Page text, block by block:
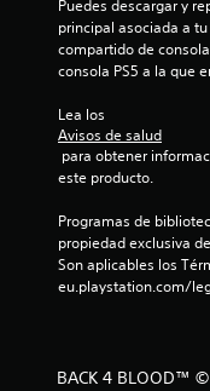
Puedes descargar y
principal asociada a
compartido de
consola PS5 a la que
Lea los
Avisos de salud
este producto.
Programas de
propiedad exclusiva
Son aplicables los
eu.playstation.com/
BACK 4 BLOOD™